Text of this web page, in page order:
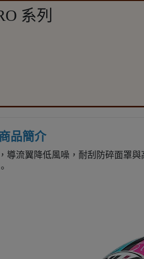
系列
品簡介
導流翼降低風噪，耐刮防碎面罩